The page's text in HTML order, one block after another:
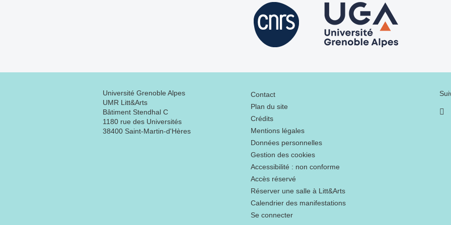
Université Grenoble Alpes
UMR Litt&Arts
Bâtiment Stendhal C
1180 rue des Universités
38400 Saint-Martin-d'Hères
Menu footer
Contact
Plan du site
Crédits
Mentions légales
Données personnelles
Gestion des cookies
Accessibilité : non conforme
Accès réservé
Réserver une salle à Litt&Arts
Calendrier des manifestations
Se connecter